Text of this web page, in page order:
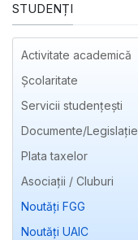
STUDENȚI
Activitate academică
Școlaritate
Servicii studențești
Documente/Legislație
Plata taxelor
Asociații / Cluburi
Noutăți FGG
Noutăți UAIC